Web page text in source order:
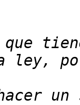
que
un